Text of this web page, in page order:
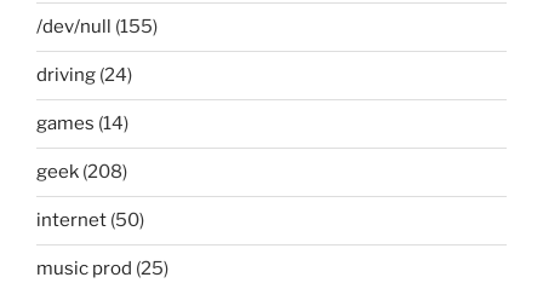
/dev/null (155)
driving (24)
games (14)
geek (208)
internet (50)
music prod (25)